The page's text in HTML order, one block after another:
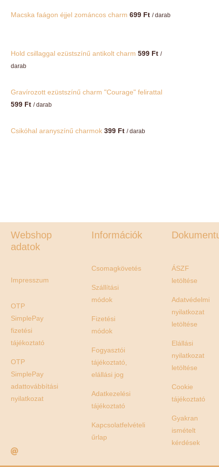
Macska faágon éjjel zománcos charm 699 Ft / darab
Hold csillaggal ezüstszínű antikolt charm 599 Ft /
darab
Gravírozott ezüstszínű charm "Courage" felirattal
599 Ft / darab
Csikóhal aranyszínű charmok 399 Ft / darab
Webshop
adatok
Impresszum
OTP
SimplePay
fizetési
tájékoztató
OTP
SimplePay
adattovábbítási
nyilatkozat
Információk
Csomagkövetés
Szállítási
módok
Fizetési
módok
Fogyasztói
tájékoztató,
elállási jog
Adatkezelési
tájékoztató
Kapcsolatfelvételi
űrlap
ÁSZF
letöltése
Adatvédelmi
nyilatkozat
letöltése
Elállási
nyilatkozat
letöltése
Cookie
tájékoztató
Gyakran
ismételt
kérdések